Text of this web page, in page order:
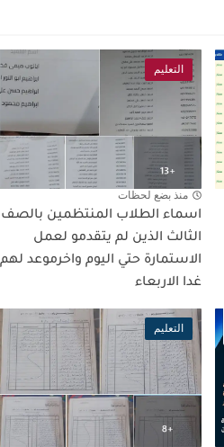
التعليم
منذ بضع لحظات
اسماء الطلاب المنتظمين بالصف
الثالث الذين لم يتقدمو لعمل
الاستمارة حتي اليوم واخرموعد لهم
غدا الاربعاء
التعليم